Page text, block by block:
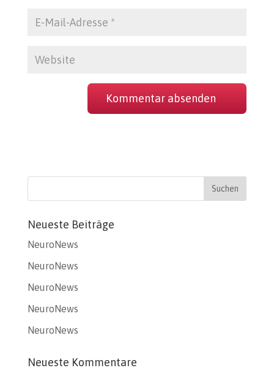
Neueste Beiträge
NeuroNews
NeuroNews
NeuroNews
NeuroNews
NeuroNews
Neueste Kommentare